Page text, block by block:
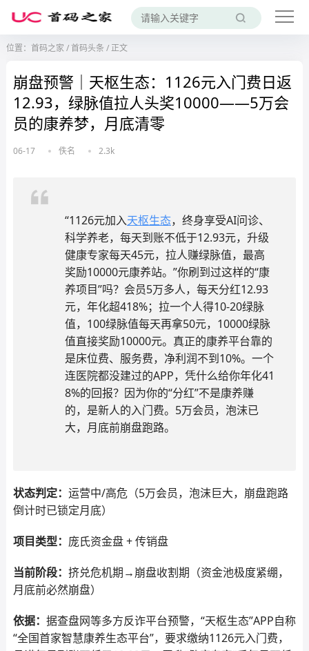
位置： 首码之家 /首码头条 /正文
崩盘预警｜天枢生态：1126元入门费日返
12.93，绿脉值拉人头奖10000——5万会
员的康养梦，月底清零
06-17 佚名 2.3k
“1126元加入天枢生态，终身享受AI问诊、
科学养老，每天到账不低于12.93元，升级
健康专家每天45元，拉人赚绿脉值，最高
奖励10000元康养站。”你刷到过这样的“康
养项目”吗？会员5万多人，每天分红12.93
元，年化超418%；拉一个人得10-20绿脉
值，100绿脉值每天再拿50元，10000绿脉
值直接奖励10000元。真正的康养平台靠的
是床位费、服务费，净利润不到10%。一个
连医院都没建过的APP，凭什么给你年化41
8%的回报？因为你的“分红”不是康养赚
的，是新人的入门费。5万会员，泡沫已
大，月底前崩盘跑路。
状态判定： 运营中/高危（5万会员，泡沫巨大，崩盘跑路
倒计时已锁定月底）
项目类型： 庞氏资金盘 + 传销盘
当前阶段： 挤兑危机期→崩盘收割期（资金池极度紧绷，
月底前必然崩盘）
依据： 据查盘网等多方反诈平台预警，“天枢生态”APP自称
“全国首家智慧康养生态平台”，要求缴纳1126元入门费，